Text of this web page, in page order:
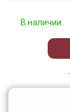
В наличии